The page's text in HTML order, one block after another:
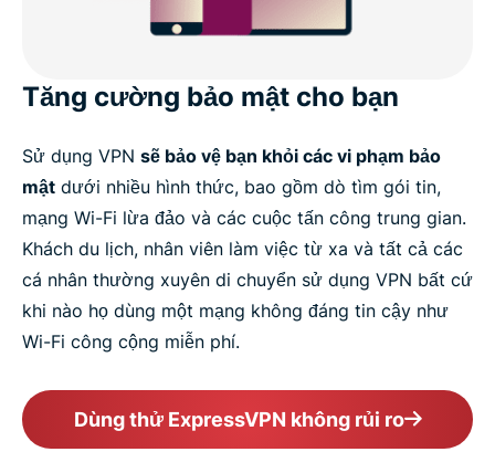
Tăng cường bảo mật cho bạn
Sử dụng VPN sẽ bảo vệ bạn khỏi các vi phạm bảo
mật dưới nhiều hình thức, bao gồm dò tìm gói tin,
mạng Wi-Fi lừa đảo và các cuộc tấn công trung gian.
Khách du lịch, nhân viên làm việc từ xa và tất cả các
cá nhân thường xuyên di chuyển sử dụng VPN bất cứ
khi nào họ dùng một mạng không đáng tin cậy như
Wi-Fi công cộng miễn phí.
Dùng thử ExpressVPN không rủi ro